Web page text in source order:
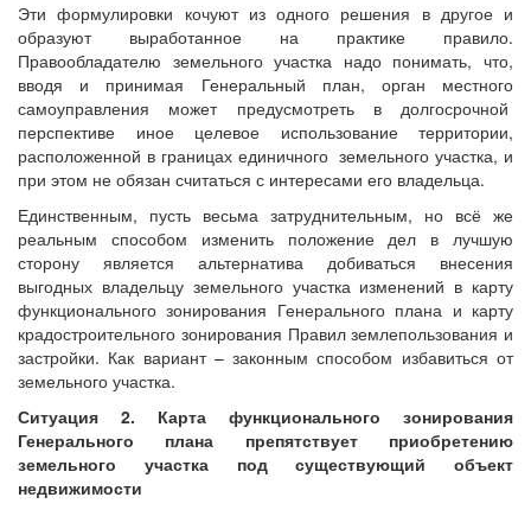
Эти формулировки кочуют из одного решения в другое и
образуют выработанное на практике правило.
Правообладателю земельного участка надо понимать, что,
вводя и принимая Генеральный план, орган местного
самоуправления может предусмотреть в долгосрочной
перспективе иное целевое использование территории,
расположенной в границах единичного земельного участка, и
при этом не обязан считаться с интересами его владельца.
Единственным, пусть весьма затруднительным, но всё же
реальным способом изменить положение дел в лучшую
сторону является альтернатива добиваться внесения
выгодных владельцу земельного участка изменений в карту
функционального зонирования Генерального плана и карту
крадостроительного зонирования Правил землепользования и
застройки. Как вариант – законным способом избавиться от
земельного участка.
Ситуация 2. Карта функционального зонирования
Генерального плана препятствует приобретению
земельного участка под существующий объект
недвижимости